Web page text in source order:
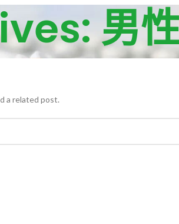
男
a related post.